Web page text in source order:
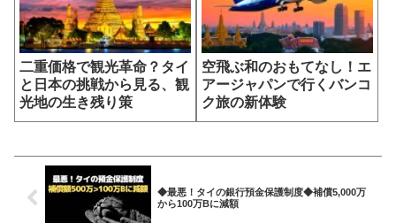
二重価格で観光革命？タイ
と日本の挑戦から見る、観
光地の生き残り策
空飛ぶ和のおもてなし！エ
アージャパンで行くバンコ
ク旅の新体験
◆最悪！タイの銀行預金保護制度◆補償5,000万
から100万Bに減額